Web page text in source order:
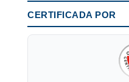
CERTIFICADA POR